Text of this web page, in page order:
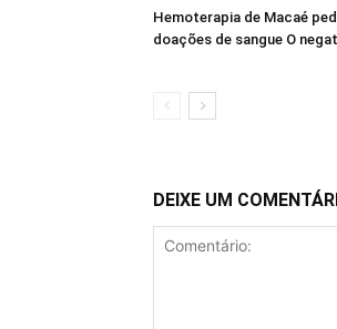
Hemoterapia de Macaé
doações de sangue O
DEIXE UM